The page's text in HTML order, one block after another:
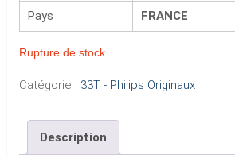
Pays FRANCE
Rupture de stock
Catégorie : 33T - Philips Originaux
Description